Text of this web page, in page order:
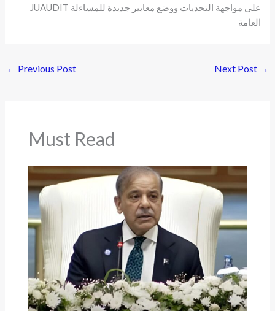
JUAUDIT على مواجهة التحديات ووضع معايير جديدة للمساءلة
العامة
← Previous Post Next Post →
Must Read